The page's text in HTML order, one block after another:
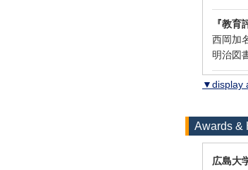
『教育
西岡加
明治図
▼display
Awards &
広島大